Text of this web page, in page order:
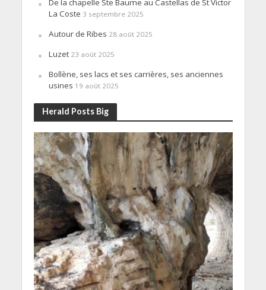
De la chapelle Ste Baume au Castellas de St Victor
La Coste 3 septembre 2025
Autour de Ribes 28 août 2025
Luzet 23 août 2025
Bollène, ses lacs et ses carrières, ses anciennes
usines 19 août 2025
Herald Posts Big